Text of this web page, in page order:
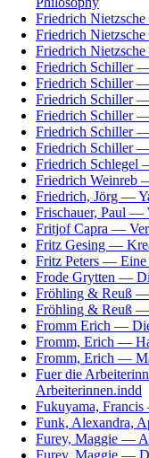
Friedrich
Friedrich
Friedrich
Friedrich Schiller
Friedrich Schiller
Friedrich Schiller
Friedrich Schiller —
Friedrich Schiller
Friedrich Schiller
Friedrich Schlegel
Friedrich Weinreb
Friedrich, Jörg —
Frischauer, Paul —
Fritjof Capra —
Fritz Gesing —
Fritz Peters —
Frode Grytten —
Fröhling & Reuß
Fröhling & Reuß —
Fromm Erich —
Fromm, Erich —
Fromm, Erich —
Fuer die
Arbeiterinnen.indd
Fukuyama,
Funk, Alexandra,
Furey, Maggie —